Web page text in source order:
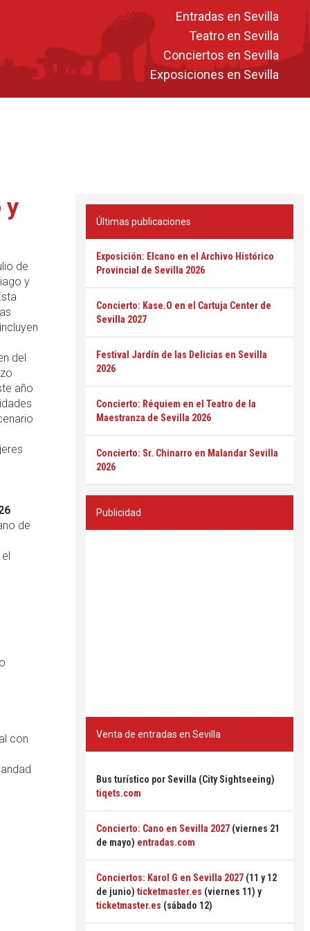
Entradas en Sevilla
Teatro en Sevilla
Conciertos en Sevilla
Exposiciones en Sevilla
y
de
y
del
año
de
con
Últimas publicaciones
Exposición: Elcano en el Archivo Histórico
Provincial de Sevilla 2026
Concierto: Kase.O en el Cartuja Center de
Sevilla 2027
Festival Jardín de las Delicias en Sevilla
2026
Concierto: Réquiem en el Teatro de la
Maestranza de Sevilla 2026
Concierto: Sr. Chinarro en Malandar Sevilla
2026
Publicidad
Venta de entradas en Sevilla
Bus turístico por Sevilla (City Sightseeing)
tiqets.com
Concierto: Cano en Sevilla 2027 (viernes 21
de mayo) entradas.com
Conciertos: Karol G en Sevilla 2027 (11 y 12
de junio) ticketmaster.es (viernes 11) y
ticketmaster.es (sábado 12)